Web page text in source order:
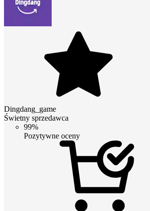
Dingdang_game
Świetny sprzedawca
99%
Pozytywne oceny